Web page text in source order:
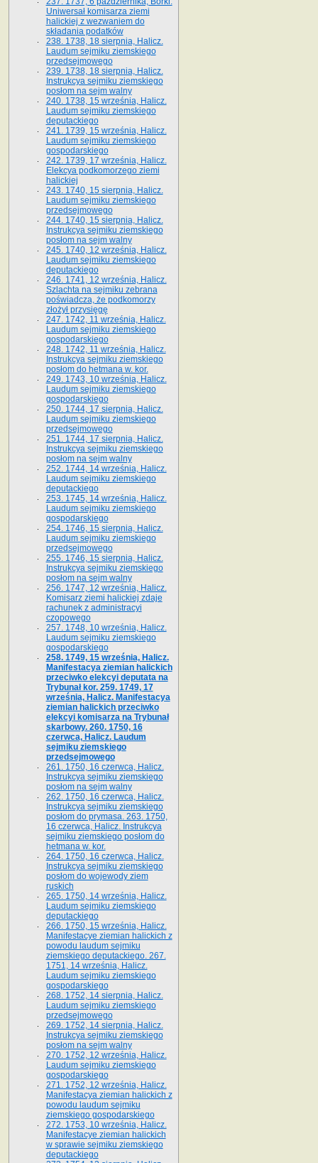
Uniwersał komisarza ziemi
halickiej z wezwaniem do
składania podatków
238. 1738, 18 sierpnia, Halicz.
Laudum sejmiku ziemskiego
przedsejmowego
239. 1738, 18 sierpnia, Halicz.
Instrukcya sejmiku ziemskiego
posłom na sejm walny
240. 1738, 15 września, Halicz.
Laudum sejmiku ziemskiego
deputackiego
241. 1739, 15 września, Halicz.
Laudum sejmiku ziemskiego
gospodarskiego
242. 1739, 17 września, Halicz.
Elekcya podkomorzego ziemi
halickiej
243. 1740, 15 sierpnia, Halicz.
Laudum sejmiku ziemskiego
przedsejmowego
244. 1740, 15 sierpnia, Halicz.
Instrukcya sejmiku ziemskiego
posłom na sejm walny
245. 1740, 12 września, Halicz.
Laudum sejmiku ziemskiego
deputackiego
246. 1741, 12 września, Halicz.
Szlachta na sejmiku zebrana
poświadcza, że podkomorzy
złożył przysięgę
247. 1742, 11 września, Halicz.
Laudum sejmiku ziemskiego
gospodarskiego
248. 1742, 11 września, Halicz.
Instrukcya sejmiku ziemskiego
posłom do hetmana w. kor.
249. 1743, 10 września, Halicz.
Laudum sejmiku ziemskiego
gospodarskiego
250. 1744, 17 sierpnia, Halicz.
Laudum sejmiku ziemskiego
przedsejmowego
251. 1744, 17 sierpnia, Halicz.
Instrukcya sejmiku ziemskiego
posłom na sejm walny
252. 1744, 14 września, Halicz.
Laudum sejmiku ziemskiego
deputackiego
253. 1745, 14 września, Halicz.
Laudum sejmiku ziemskiego
gospodarskiego
254. 1746, 15 sierpnia, Halicz.
Laudum sejmiku ziemskiego
przedsejmowego
255. 1746, 15 sierpnia, Halicz.
Instrukcya sejmiku ziemskiego
posłom na sejm walny
256. 1747, 12 września, Halicz.
Komisarz ziemi halickiej zdaje
rachunek z administracyi
czopowego
257. 1748, 10 września, Halicz.
Laudum sejmiku ziemskiego
gospodarskiego
258. 1749, 15 września, Halicz.
Manifestacya ziemian halickich
przeciwko elekcyi deputata na
Trybunał kor. 259. 1749, 17
września, Halicz. Manifestacya
ziemian halickich przeciwko
elekcyi komisarza na Trybunał
skarbowy. 260. 1750, 16
czerwca, Halicz. Laudum
sejmiku ziemskiego
przedsejmowego
261. 1750, 16 czerwca, Halicz.
Instrukcya sejmiku ziemskiego
posłom na sejm walny
262. 1750, 16 czerwca, Halicz.
Instrukcya sejmiku ziemskiego
posłom do prymasa. 263. 1750,
16 czerwca, Halicz. Instrukcya
sejmiku ziemskiego posłom do
hetmana w. kor.
264. 1750, 16 czerwca, Halicz.
Instrukcya sejmiku ziemskiego
posłom do wojewody ziem
ruskich
265. 1750, 14 września, Halicz.
Laudum sejmiku ziemskiego
deputackiego
266. 1750, 15 września, Halicz.
Manifestacye ziemian halickich z
powodu laudum sejmiku
ziemskiego deputackiego. 267.
1751, 14 września, Halicz.
Laudum sejmiku ziemskiego
gospodarskiego
268. 1752, 14 sierpnia, Halicz.
Laudum sejmiku ziemskiego
przedsejmowego
269. 1752, 14 sierpnia, Halicz.
Instrukcya sejmiku ziemskiego
posłom na sejm walny
270. 1752, 12 września, Halicz.
Laudum sejmiku ziemskiego
gospodarskiego
271. 1752, 12 września, Halicz.
Manifestacya ziemian halickich z
powodu laudum sejmiku
ziemskiego gospodarskiego
272. 1753, 10 września, Halicz.
Manifestacye ziemian halickich
w sprawie sejmiku ziemskiego
deputackiego